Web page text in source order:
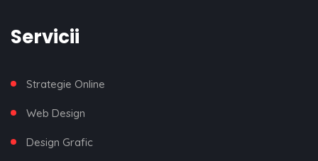
Servicii
Strategie Online
Web Design
Design Grafic